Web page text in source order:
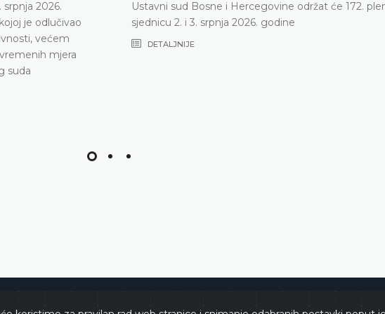
2026.
je odlučivao
većem
mjera
suda
Ustavni sud Bosne i Hercegovine održat će 172.
sjednicu 2. i 3. srpnja 2026. godine
DETALJNIJE